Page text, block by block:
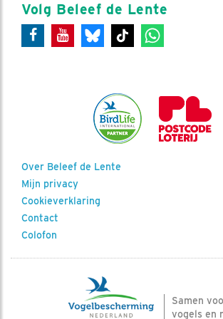
Volg Beleef de Lente
Over Beleef de Lente
Mijn privacy
Cookieverklaring
Contact
Colofon
Samen
vogels en